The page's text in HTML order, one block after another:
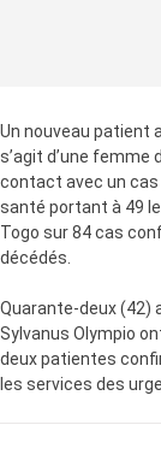
Un nouveau patient
s’agit d’une femme
contact avec un cas
santé portant à 49
Togo sur 84 cas
décédés.
Quarante-deux (42)
Sylvanus Olympio
deux patientes
les services des